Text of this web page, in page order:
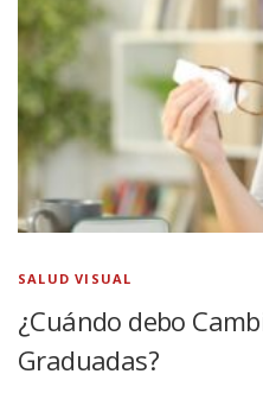
SALUD VISUAL
¿Cuándo debo
Graduadas?